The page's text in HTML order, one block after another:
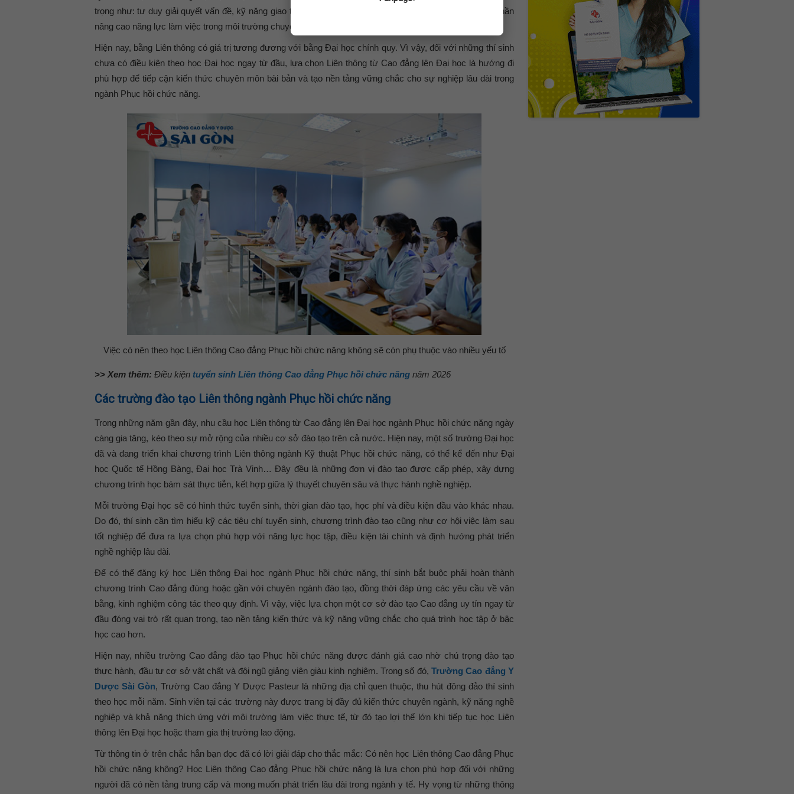
trọng như: tư duy giải quyết vấn đề, kỹ năng giao tiếp, sử dụng công nghệ thông tin và ngoại ngữ, góp phần
nâng cao năng lực làm việc trong môi trường chuyên nghiệp.
Hiện nay, bằng Liên thông có giá trị tương đương với bằng Đại học chính quy. Vì vậy, đối với những thí sinh
chưa có điều kiện theo học Đại học ngay từ đầu, lựa chọn Liên thông từ Cao đẳng lên Đại học là hướng đi
phù hợp để tiếp cận kiến thức chuyên môn bài bản và tạo nền tảng vững chắc cho sự nghiệp lâu dài trong
ngành Phục hồi chức năng.
Việc có nên theo học Liên thông Cao đẳng Phục hồi chức năng không sẽ còn phụ thuộc vào nhiều yếu tố
>> Xem thêm: Điều kiện tuyển sinh Liên thông Cao đẳng Phục hồi chức năng năm 2026
Các trường đào tạo Liên thông ngành Phục hồi chức năng
Trong những năm gần đây, nhu cầu học Liên thông từ Cao đẳng lên Đại học ngành Phục hồi chức năng ngày
càng gia tăng, kéo theo sự mở rộng của nhiều cơ sở đào tạo trên cả nước. Hiện nay, một số trường Đại học
đã và đang triển khai chương trình Liên thông ngành Kỹ thuật Phục hồi chức năng, có thể kể đến như Đại
học Quốc tế Hồng Bàng, Đại học Trà Vinh… Đây đều là những đơn vị đào tạo được cấp phép, xây dựng
chương trình học bám sát thực tiễn, kết hợp giữa lý thuyết chuyên sâu và thực hành nghề nghiệp.
Mỗi trường Đại học sẽ có hình thức tuyển sinh, thời gian đào tạo, học phí và điều kiện đầu vào khác nhau.
Do đó, thí sinh cần tìm hiểu kỹ các tiêu chí tuyển sinh, chương trình đào tạo cũng như cơ hội việc làm sau
tốt nghiệp để đưa ra lựa chọn phù hợp với năng lực học tập, điều kiện tài chính và định hướng phát triển
nghề nghiệp lâu dài.
Để có thể đăng ký học Liên thông Đại học ngành Phục hồi chức năng, thí sinh bắt buộc phải hoàn thành
chương trình Cao đẳng đúng hoặc gần với chuyên ngành đào tạo, đồng thời đáp ứng các yêu cầu về văn
bằng, kinh nghiệm công tác theo quy định. Vì vậy, việc lựa chọn một cơ sở đào tạo Cao đẳng uy tín ngay từ
đầu đóng vai trò rất quan trọng, tạo nền tảng kiến thức và kỹ năng vững chắc cho quá trình học tập ở bậc
học cao hơn.
Hiện nay, nhiều trường Cao đẳng đào tạo Phục hồi chức năng được đánh giá cao nhờ chú trọng đào tạo
thực hành, đầu tư cơ sở vật chất và đội ngũ giảng viên giàu kinh nghiệm. Trong số đó,Trường Cao đẳng Y
Dược Sài Gòn, Trường Cao đẳng Y Dược Pasteur là những địa chỉ quen thuộc, thu hút đông đảo thí sinh
theo học mỗi năm. Sinh viên tại các trường này được trang bị đầy đủ kiến thức chuyên ngành, kỹ năng nghề
nghiệp và khả năng thích ứng với môi trường làm việc thực tế, từ đó tạo lợi thế lớn khi tiếp tục học Liên
thông lên Đại học hoặc tham gia thị trường lao động.
Từ thông tin ở trên chắc hẳn bạn đọc đã có lời giải đáp cho thắc mắc: Có nên học Liên thông Cao đẳng Phục
hồi chức năng không? Học Liên thông Cao đẳng Phục hồi chức năng là lựa chọn phù hợp đối với những
người đã có nền tảng trung cấp và mong muốn phát triển lâu dài trong ngành y tế. Hy vọng từ những thông